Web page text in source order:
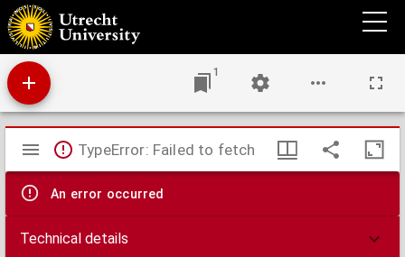
Afmetingen der Houten en IJzeren Deelen van den Grooten en den Kleinen Trikebal.
1
Mirador
viewer
TypeError: Failed to fetch
An error occurred
Technical details